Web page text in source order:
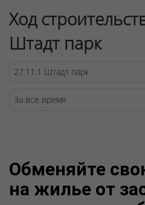
Ход
Штадт парк
Обменяйте
на жилье от